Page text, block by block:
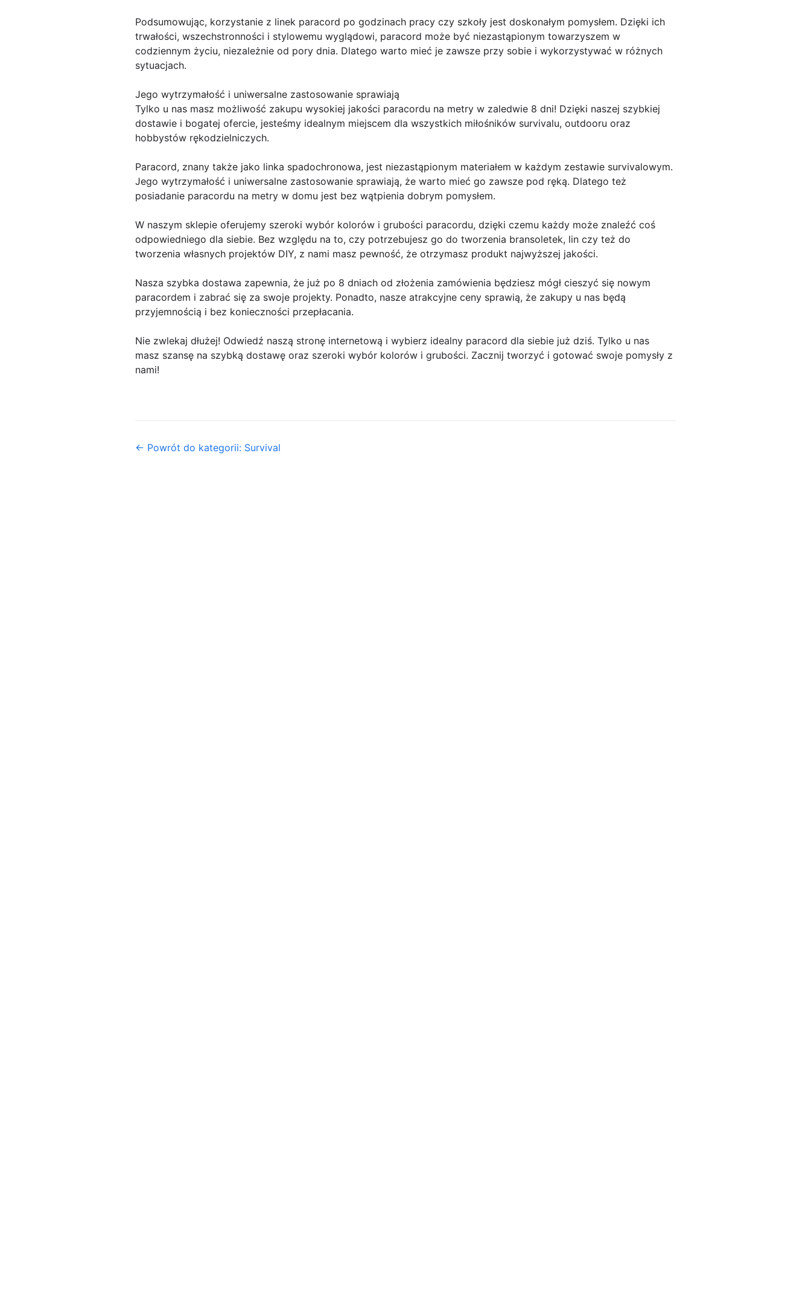
Podsumowując, korzystanie z linek paracord po godzinach pracy czy szkoły jest doskonałym pomysłem. Dzięki ich
trwałości, wszechstronności i stylowemu wyglądowi, paracord może być niezastąpionym towarzyszem w
codziennym życiu, niezależnie od pory dnia. Dlatego warto mieć je zawsze przy sobie i wykorzystywać w różnych
sytuacjach.
Jego wytrzymałość i uniwersalne zastosowanie sprawiają
Tylko u nas masz możliwość zakupu wysokiej jakości paracordu na metry w zaledwie 8 dni! Dzięki naszej szybkiej
dostawie i bogatej ofercie, jesteśmy idealnym miejscem dla wszystkich miłośników survivalu, outdooru oraz
hobbystów rękodzielniczych.
Paracord, znany także jako linka spadochronowa, jest niezastąpionym materiałem w każdym zestawie survivalowym.
Jego wytrzymałość i uniwersalne zastosowanie sprawiają, że warto mieć go zawsze pod ręką. Dlatego też
posiadanie paracordu na metry w domu jest bez wątpienia dobrym pomysłem.
W naszym sklepie oferujemy szeroki wybór kolorów i grubości paracordu, dzięki czemu każdy może znaleźć coś
odpowiedniego dla siebie. Bez względu na to, czy potrzebujesz go do tworzenia bransoletek, lin czy też do
tworzenia własnych projektów DIY, z nami masz pewność, że otrzymasz produkt najwyższej jakości.
Nasza szybka dostawa zapewnia, że już po 8 dniach od złożenia zamówienia będziesz mógł cieszyć się nowym
paracordem i zabrać się za swoje projekty. Ponadto, nasze atrakcyjne ceny sprawią, że zakupy u nas będą
przyjemnością i bez konieczności przepłacania.
Nie zwlekaj dłużej! Odwiedź naszą stronę internetową i wybierz idealny paracord dla siebie już dziś. Tylko u nas
masz szansę na szybką dostawę oraz szeroki wybór kolorów i grubości. Zacznij tworzyć i gotować swoje pomysły z
nami!
← Powrót do kategorii: Survival